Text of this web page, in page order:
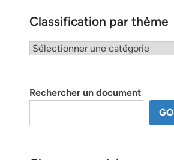
Classification par thème
Classification
Rechercher un document
GO